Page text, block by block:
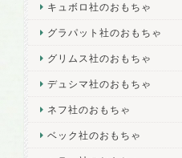
キュボロ社のおもちゃ
グラパット社のおもちゃ
グリムス社のおもちゃ
デュシマ社のおもちゃ
ネフ社のおもちゃ
ベック社のおもちゃ